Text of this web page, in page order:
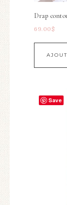
Drap
69.00 $
Save